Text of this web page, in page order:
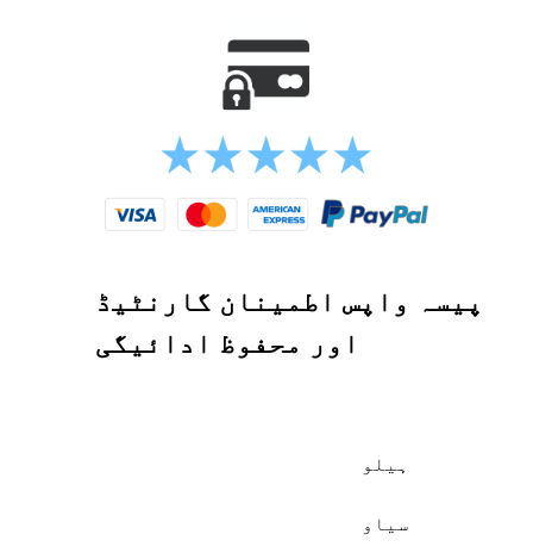
پیسہ واپس اطمینان گارنٹیڈ
اور محفوظ ادائیگی
ہیلو
سیاو